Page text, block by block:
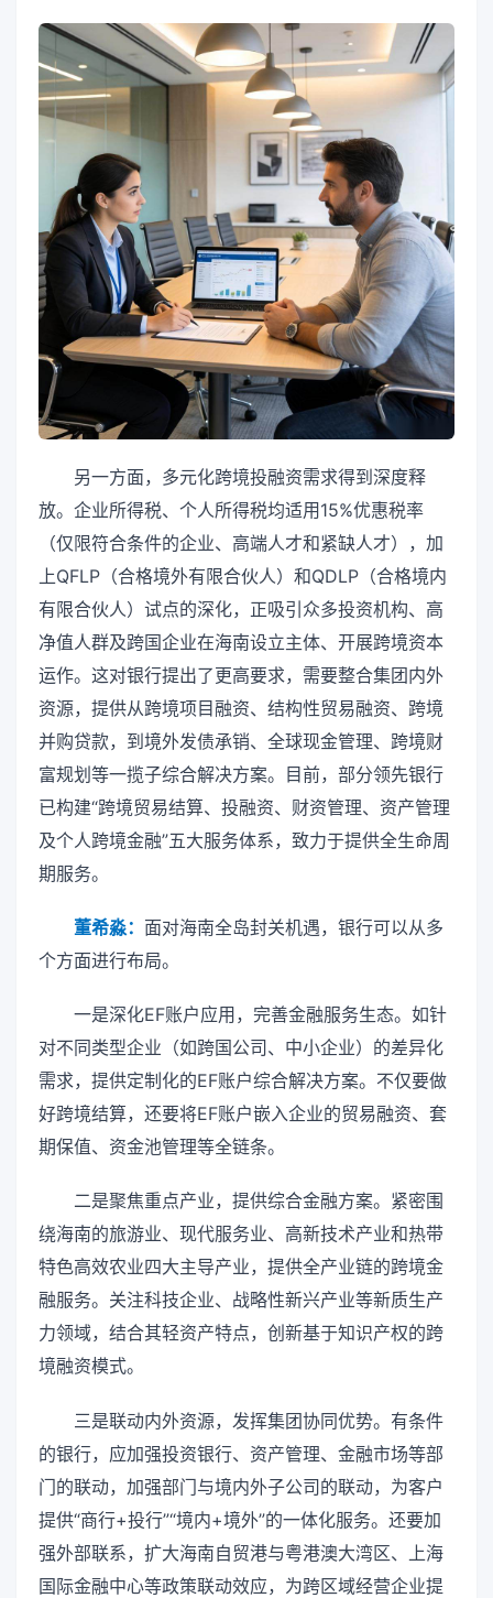
另一方面，多元化跨境投融资需求得到深度释
放。企业所得税、个人所得税均适用15%优惠税率
（仅限符合条件的企业、高端人才和紧缺人才），加
上QFLP（合格境外有限合伙人）和QDLP（合格境内
有限合伙人）试点的深化，正吸引众多投资机构、高
净值人群及跨国企业在海南设立主体、开展跨境资本
运作。这对银行提出了更高要求，需要整合集团内外
资源，提供从跨境项目融资、结构性贸易融资、跨境
并购贷款，到境外发债承销、全球现金管理、跨境财
富规划等一揽子综合解决方案。目前，部分领先银行
已构建“跨境贸易结算、投融资、财资管理、资产管理
及个人跨境金融”五大服务体系，致力于提供全生命周
期服务。
董希淼： 面对海南全岛封关机遇，银行可以从多
个方面进行布局。
一是深化EF账户应用，完善金融服务生态。如针
对不同类型企业（如跨国公司、中小企业）的差异化
需求，提供定制化的EF账户综合解决方案。不仅要做
好跨境结算，还要将EF账户嵌入企业的贸易融资、套
期保值、资金池管理等全链条。
二是聚焦重点产业，提供综合金融方案。紧密围
绕海南的旅游业、现代服务业、高新技术产业和热带
特色高效农业四大主导产业，提供全产业链的跨境金
融服务。关注科技企业、战略性新兴产业等新质生产
力领域，结合其轻资产特点，创新基于知识产权的跨
境融资模式。
三是联动内外资源，发挥集团协同优势。有条件
的银行，应加强投资银行、资产管理、金融市场等部
门的联动，加强部门与境内外子公司的联动，为客户
提供“商行+投行”“境内+境外”的一体化服务。还要加
强外部联系，扩大海南自贸港与粤港澳大湾区、上海
国际金融中心等政策联动效应，为跨区域经营企业提